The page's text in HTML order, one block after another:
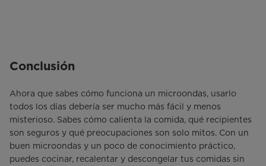
Conclusión
Ahora que sabes cómo funciona un microondas, usarlo
todos los días debería ser mucho más fácil y menos
misterioso. Sabes cómo calienta la comida, qué recipientes
son seguros y qué preocupaciones son solo mitos. Con un
buen microondas y un poco de conocimiento práctico,
puedes cocinar, recalentar y descongelar tus comidas sin